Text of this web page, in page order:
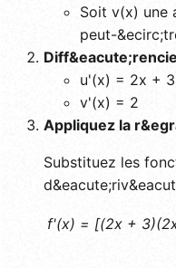
Soit v(x) une
peut-
u'(x) = 2x + 3
v'(x) = 2
Appliquez la
Substituez les
f'(x) = [(2x +